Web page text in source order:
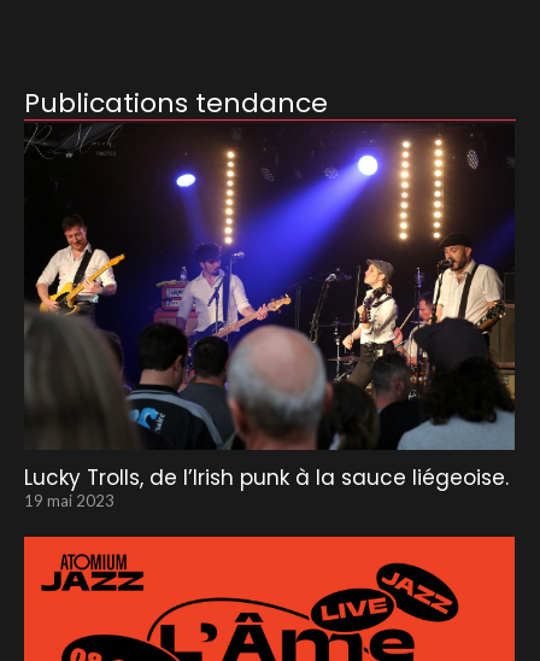
Publications tendance
Lucky Trolls, de l’Irish punk à la sauce liégeoise.
19 mai 2023